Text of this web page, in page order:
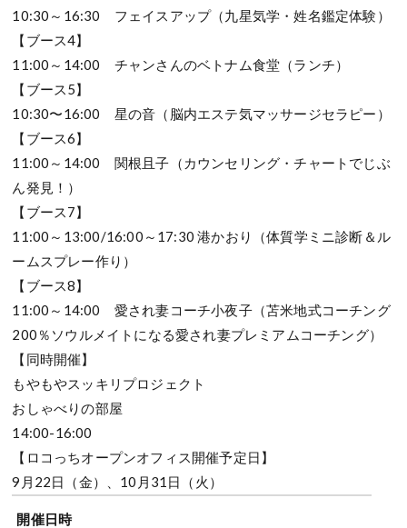
10:30～16:30 フェイスアップ（九星気学・姓名鑑定体験）
【ブース4】
11:00～14:00 チャンさんのベトナム食堂（ランチ）
【ブース5】
10:30〜16:00 星の音（脳内エステ気マッサージセラピー）
【ブース6】
11:00～14:00 関根且子（カウンセリング・チャートでじぶ
ん発見！）
【ブース7】
11:00～13:00/16:00～17:30 港かおり（体質学ミニ診断＆ル
ームスプレー作り）
【ブース8】
11:00～14:00 愛され妻コーチ小夜子（苫米地式コーチング
200％ソウルメイトになる愛され妻プレミアムコーチング）
【同時開催】
もやもやスッキリプロジェクト
おしゃべりの部屋
14:00-16:00
【ロコっちオープンオフィス開催予定日】
9月22日（金）、10月31日（火）
開催日時